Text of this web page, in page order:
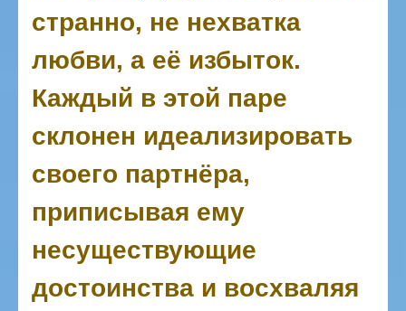
странно, не нехватка
любви, а её избыток.
Каждый в этой паре
склонен идеализировать
своего партнёра,
приписывая ему
несуществующие
достоинства и восхваляя